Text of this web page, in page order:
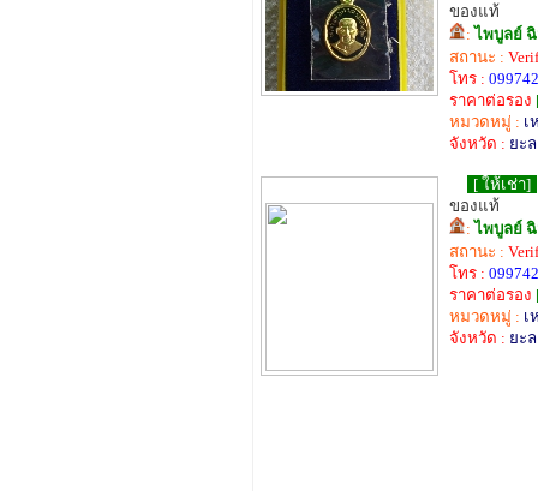
ของแท้
: ไพบูลย์
สถานะ :
โทร :
ราคาต่อรอง
หมวดหมู่ : เ
จังหวัด : ยะ
[ ให้เช่า]
ของแท้
: ไพบูลย์
สถานะ :
โทร :
ราคาต่อรอง
หมวดหมู่ : เ
จังหวัด : ยะ